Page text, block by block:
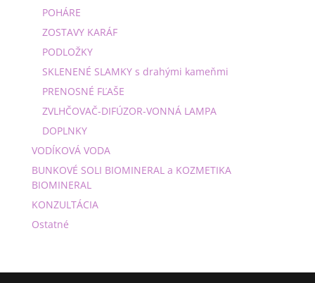
POHÁRE
ZOSTAVY KARÁF
PODLOŽKY
SKLENENÉ SLAMKY s drahými kameňmi
PRENOSNÉ FĽAŠE
ZVLHČOVAČ-DIFÚZOR-VONNÁ LAMPA
DOPLNKY
VODÍKOVÁ VODA
BUNKOVÉ SOLI BIOMINERAL a KOZMETIKA
BIOMINERAL
KONZULTÁCIA
Ostatné